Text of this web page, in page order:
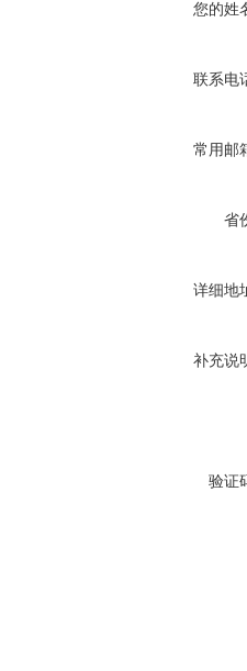
您的姓
联系电
常用邮
省
详细地
补充说
验证